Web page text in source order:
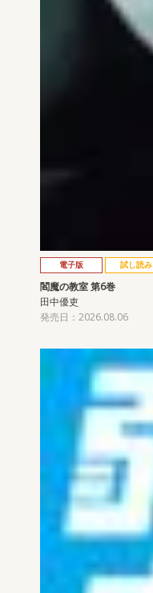
電子版 試し読み
閻魔の教室 第6巻
田中優吏
発売日：2026.08.06